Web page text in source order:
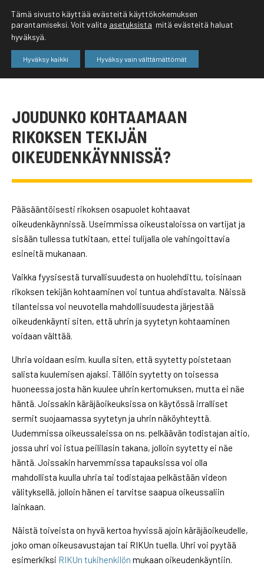
JOUDUNKO KOHTAAMAAN
RIKOKSEN TEKIJÄN
OIKEUDENKÄYNNISSÄ?
Pääsääntöisesti rikoksen osapuolet kohtaavat
oikeudenkäynnissä. Useimmissa oikeustaloissa on vartijat ja
sisään tullessa tutkitaan, ettei tulijalla ole vahingoittavia
esineitä mukanaan.
Vaikka fyysisestä turvallisuudesta on huolehdittu, toisinaan
rikoksen tekijän kohtaaminen voi tuntua ahdistavalta. Näissä
tilanteissa voi neuvotella mahdollisuudesta järjestää
oikeudenkäynti siten, että uhrin ja syytetyn kohtaaminen
voidaan välttää.
Uhria voidaan esim. kuulla siten, että syytetty poistetaan
salista kuulemisen ajaksi. Tällöin syytetty on toisessa
huoneessa josta hän kuulee uhrin kertomuksen, mutta ei näe
häntä. Joissakin käräjäoikeuksissa on käytössä irralliset
sermit suojaamassa syytetyn ja uhrin näköyhteyttä.
Uudemmissa oikeussaleissa on ns. pelkäävän todistajan aitio,
jossa uhri voi istua peililasin takana, jolloin syytetty ei näe
häntä. Joissakin harvemmissa tapauksissa voi olla
mahdollista kuulla uhria tai todistajaa pelkästään videon
välityksellä, jolloin hänen ei tarvitse saapua oikeussaliin
lainkaan.
Näistä toiveista on hyvä kertoa hyvissä ajoin käräjäoikeudelle,
joko oman oikeusavustajan tai RIKUn tuella. Uhri voi pyytää
esimerkiksi RIKUn tukihenkilön mukaan oikeudenkäyntiin.
Tämä sivusto käyttää evästeitä käyttökokemuksen
parantamiseksi. Voit valita asetuksista mitä evästeitä haluat
hyväksyä.
Hyväksy kaikki Hyväksy vain välttämättömät